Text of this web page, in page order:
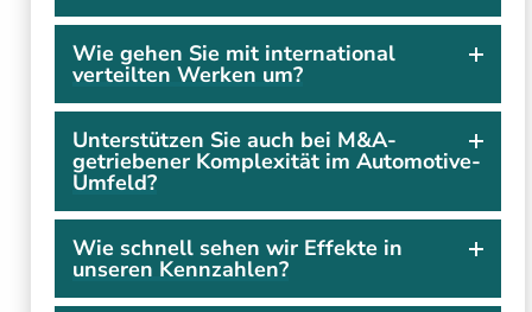
Wie gehen Sie mit international
verteilten Werken um?
Unterstützen Sie auch bei M&A-
getriebener Komplexität im Automotive-
Umfeld?
Wie schnell sehen wir Effekte in
unseren Kennzahlen?